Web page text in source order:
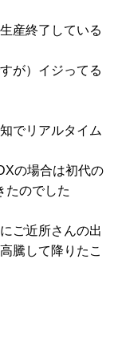
産終了している
が）イジってる
でリアルタイム
の場合は初代の
たのでした
ご近所さんの出
騰して降りたこ